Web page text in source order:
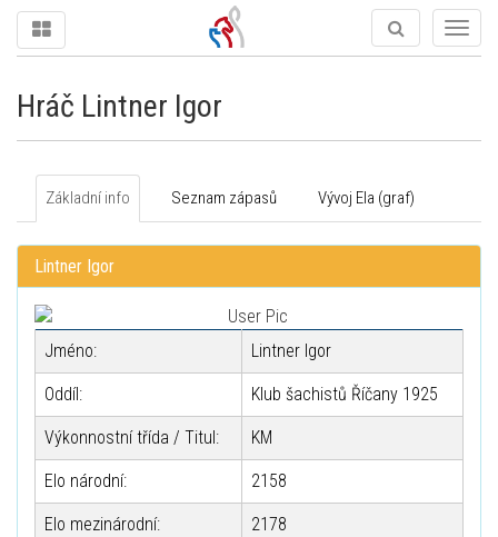
Hráč Lintner Igor
Základní info Seznam zápasů Vývoj Ela (graf)
Lintner Igor
Jméno: Lintner Igor
Oddíl: Klub šachistů Říčany 1925
Výkonnostní třída / Titul: KM
Elo národní: 2158
Elo mezinárodní: 2178